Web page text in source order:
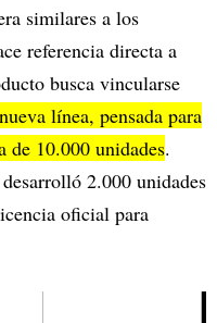
similares a los
referencia directa a
busca vincularse
línea, pensada para
10.000 unidades.
2.000 unidades
oficial para